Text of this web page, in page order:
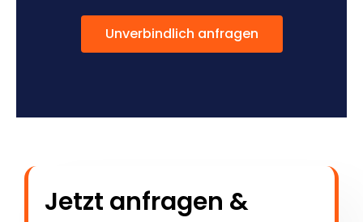
Unverbindlich anfragen
Jetzt anfragen &